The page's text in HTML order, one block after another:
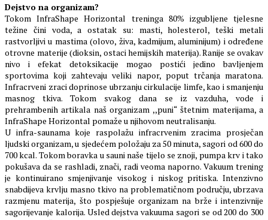
Dejstvo na organizam?
Tokom InfraShape Horizontal treninga 80% izgubljene tjelesne
težine čini voda, a ostatak su: masti, holesterol, teški metali
rastvorljivi u mastima (olovo, živa, kadmijum, aluminijum) i određene
otrovne materije (dioksin, ostaci hemijskih materija). Ranije se ovakav
nivo i efekat detoksikacije mogao postići jedino bavljenjem
sportovima koji zahtevaju veliki napor, poput trčanja maratona.
Infracrveni zraci doprinose ubrzanju cirkulacije limfe, kao i smanjenju
masnog tkiva. Tokom svakog dana se iz vazduha, vode i
prehrambenih artikala naš organizam ,,puni“ štetnim materijama, a
InfraShape Horizontal pomaže u njihovom neutralisanju.
U infra-saunama koje raspolažu infracrvenim zracima prosječan
ljudski organizam, u sjedećem položaju za 50 minuta, sagori od 600 do
700 kcal. Tokom boravka u sauni naše tijelo se znoji, pumpa krv i tako
pokušava da se rashladi, znači, radi veoma naporno. Vakuum trening
je kontinuirano smjenjivanje visokog i niskog pritiska. Intenzivno
snabdijeva krvlju masno tkivo na problematičnom području, ubrzava
razmjenu materija, što pospješuje organizam na brže i intenzivnije
sagorijevanje kalorija. Usled dejstva vakuuma sagori se od 200 do 300